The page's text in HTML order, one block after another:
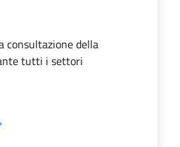
consultazione della
tutti i settori